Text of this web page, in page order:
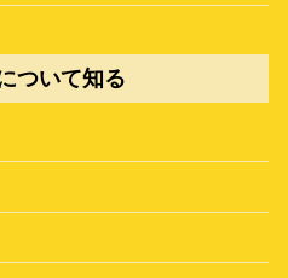
ついて知る